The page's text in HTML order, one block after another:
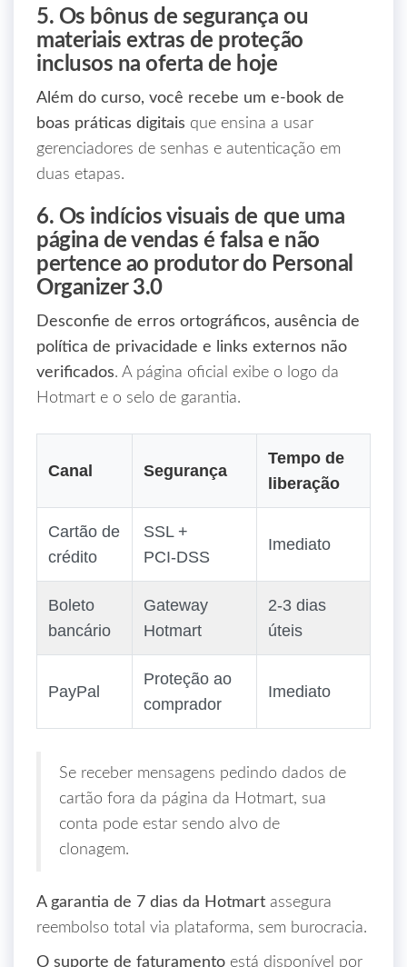
5. Os bônus de segurança ou
materiais extras de proteção
inclusos na oferta de hoje
Além do curso, você recebe um e‑book de
boas práticas digitais que ensina a usar
gerenciadores de senhas e autenticação em
duas etapas.
6. Os indícios visuais de que uma
página de vendas é falsa e não
pertence ao produtor do Personal
Organizer 3.0
Desconfie de erros ortográficos, ausência de
política de privacidade e links externos não
verificados. A página oficial exibe o logo da
Hotmart e o selo de garantia.
Canal Segurança
Tempo de
liberação
Cartão de
crédito
SSL +
PCI‑DSS
Imediato
Boleto
bancário
Gateway
Hotmart
2‑3 dias
úteis
PayPal
Proteção ao
comprador
Imediato
Se receber mensagens pedindo dados de
cartão fora da página da Hotmart, sua
conta pode estar sendo alvo de
clonagem.
A garantia de 7 dias da Hotmart assegura
reembolso total via plataforma, sem burocracia.
O suporte de faturamento está disponível por